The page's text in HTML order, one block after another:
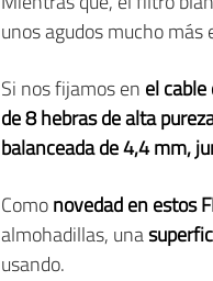
unos agudos mucho
Si nos fijamos en el
de 8 hebras de alta
balanceada de 4,4 mm,
Comonovedad en estos
almohadillas, una
usando.